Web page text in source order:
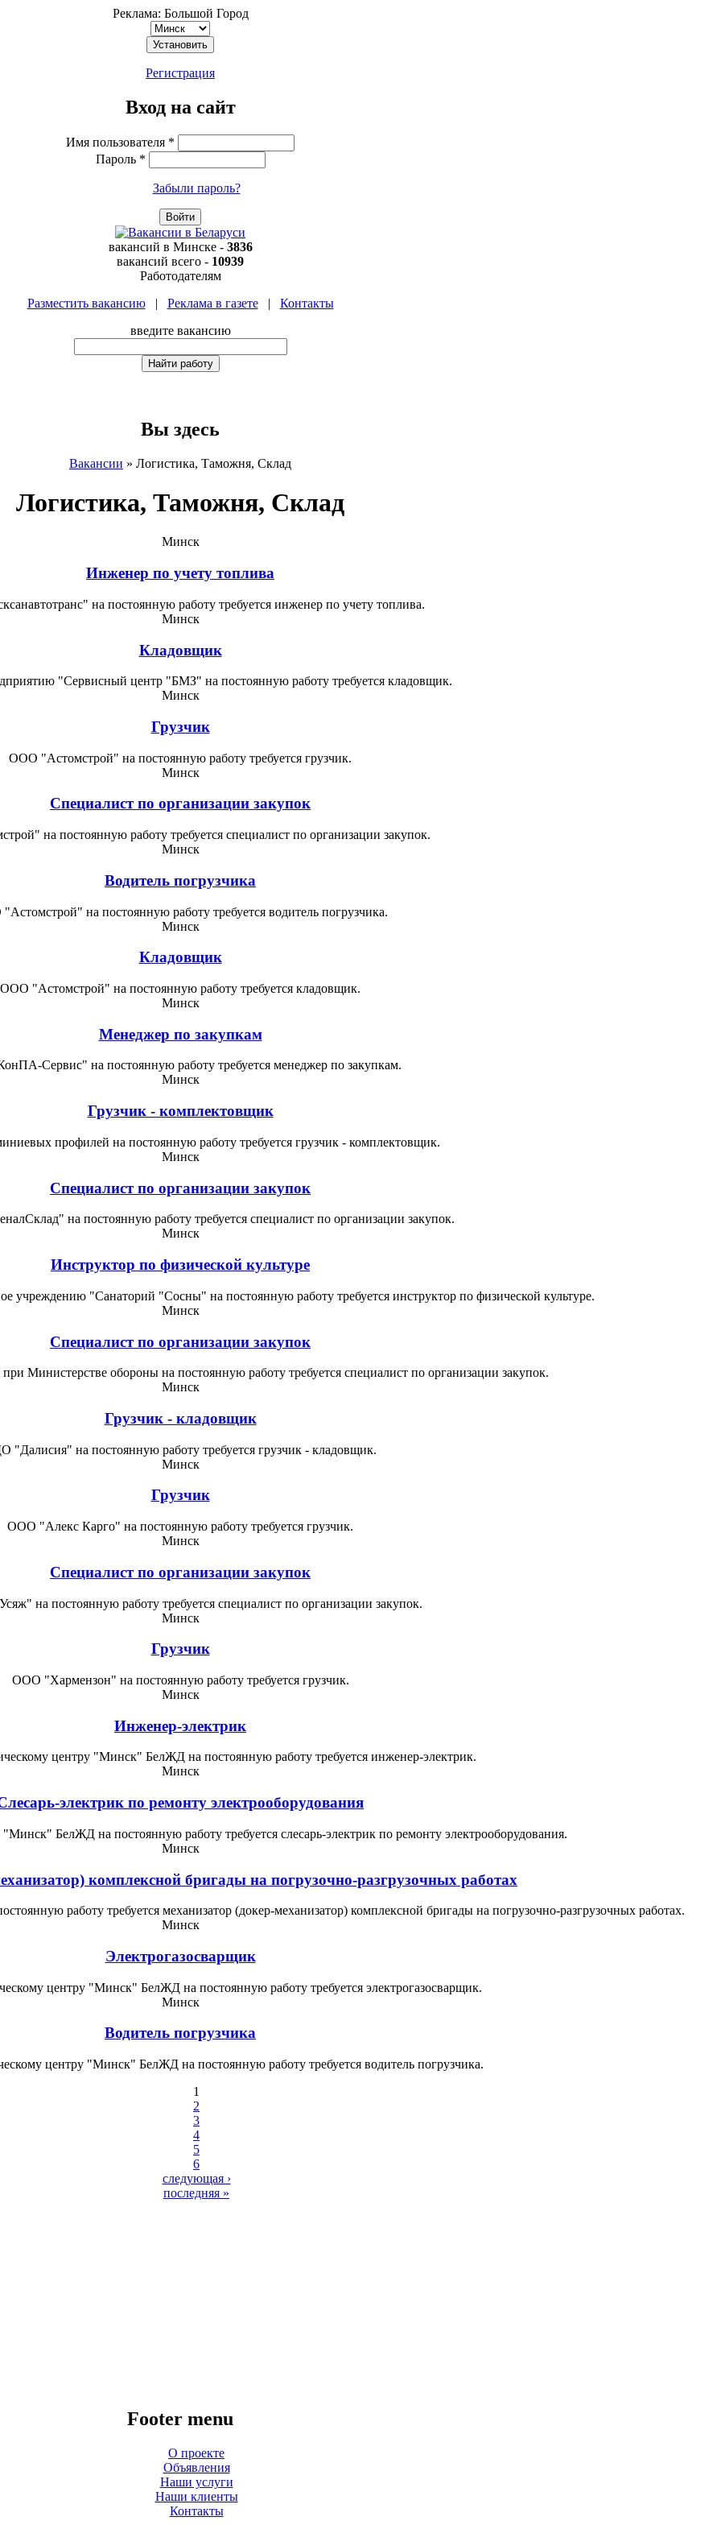
Реклама: Большой Город
Регистрация
Вход на сайт
Имя пользователя *
Пароль *
Забыли пароль?
вакансий в Минске- 3836
вакансий всего - 10939
Работодателям
Разместить вакансию
| Реклама в газете |
Контакты
введите вакансию
Вы здесь
Вакансии » Логистика, Таможня, Склад
Логистика, Таможня, Склад
Минск
Инженер по учету топлива
на постоянную работу требуется инженер по учету топлива.
Минск
Кладовщик
"Сервисный центр "БМЗ" на постоянную работу требуется кладовщик.
Минск
Грузчик
ООО "Астомстрой" на постоянную работу требуется грузчик.
Минск
Специалист по организации закупок
на постоянную работу требуется специалист по организации закупок.
Минск
Водитель погрузчика
на постоянную работу требуется водитель погрузчика.
Минск
Кладовщик
ООО "Астомстрой" на постоянную работу требуется кладовщик.
Минск
Менеджер по закупкам
Сервис" на постоянную работу требуется менеджер по закупкам.
Минск
Грузчик - комплектовщик
профилей на постоянную работу требуется грузчик - комплектовщик.
Минск
Специалист по организации закупок
на постоянную работу требуется специалист по организации закупок.
Минск
Инструктор по физической культуре
учреждению "Санаторий "Сосны" на постоянную работу требуется инструктор по физической культуре.
Минск
Специалист по организации закупок
Министерстве обороны на постоянную работу требуется специалист по организации закупок.
Минск
Грузчик - кладовщик
"Далисия" на постоянную работу требуется грузчик - кладовщик.
Минск
Грузчик
ООО "Алекс Карго" на постоянную работу требуется грузчик.
Минск
Специалист по организации закупок
на постоянную работу требуется специалист по организации закупок.
Минск
Грузчик
ООО "Хармензон" на постоянную работу требуется грузчик.
Минск
Инженер-электрик
центру "Минск" БелЖД на постоянную работу требуется инженер-электрик.
Минск
электрик по ремонту электрооборудования
БелЖД на постоянную работу требуется слесарь-электрик по ремонту электрооборудования.
Минск
комплексной бригады на погрузочно-разгрузочных работах
работу требуется механизатор (докер-механизатор) комплексной бригады на погрузочно-разгрузочных работах.
Минск
Электрогазосварщик
центру "Минск" БелЖД на постоянную работу требуется электрогазосварщик.
Минск
Водитель погрузчика
центру "Минск" БелЖД на постоянную работу требуется водитель погрузчика.
1
2
3
4
5
6
следующая ›
последняя »
Footer menu
О проекте
Объявления
Наши услуги
Наши клиенты
Контакты